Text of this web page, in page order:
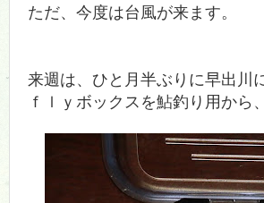
ただ、今度は台風が来ます。
来週は、ひと月半ぶりに早出川
ｆｌｙボックスを鮎釣り用から